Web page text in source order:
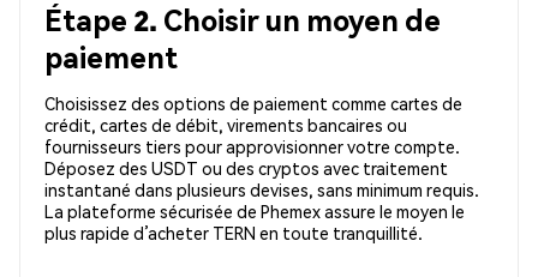
Étape 2. Choisir un moyen de
paiement
Choisissez des options de paiement comme cartes de
crédit, cartes de débit, virements bancaires ou
fournisseurs tiers pour approvisionner votre compte.
Déposez des USDT ou des cryptos avec traitement
instantané dans plusieurs devises, sans minimum requis.
La plateforme sécurisée de Phemex assure le moyen le
plus rapide d’acheter TERN en toute tranquillité.